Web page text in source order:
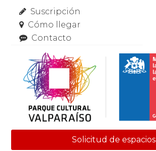
Suscripción
Cómo llegar
Contacto
Solicitud de espacios